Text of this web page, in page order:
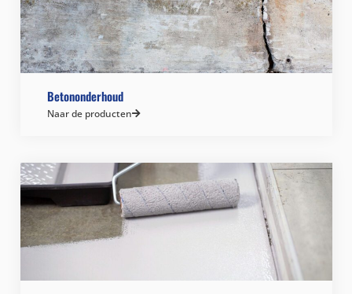
Betononderhoud
Naar de producten